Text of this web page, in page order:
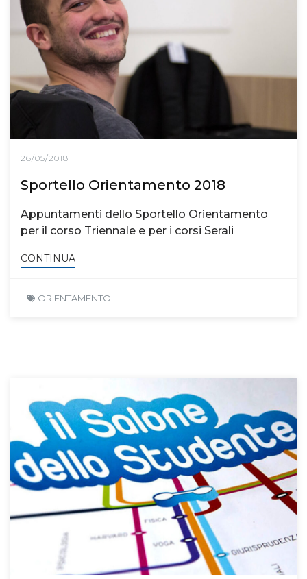
26/05/2018
Sportello Orientamento 2018
Appuntamenti dello Sportello Orientamento
per il corso Triennale e per i corsi Serali
CONTINUA
ORIENTAMENTO